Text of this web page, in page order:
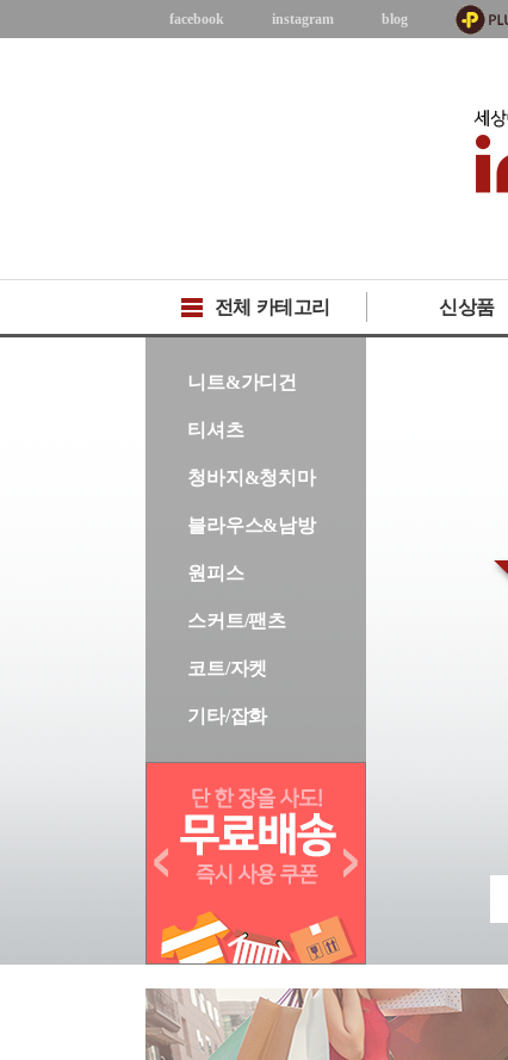
facebook instagram blog
전체 카테고리 신상품
니트&가디건
티셔츠
청바지&청치마
블라우스&남방
원피스
스커트/팬츠
코트/자켓
기타/잡화